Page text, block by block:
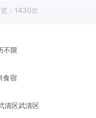
：1430次
不限
食宿
清区武清区